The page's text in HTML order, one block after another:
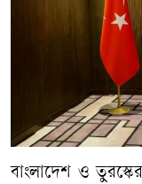
বাংলাদেশ ও